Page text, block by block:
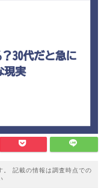
。 記載の情報は調査時点での